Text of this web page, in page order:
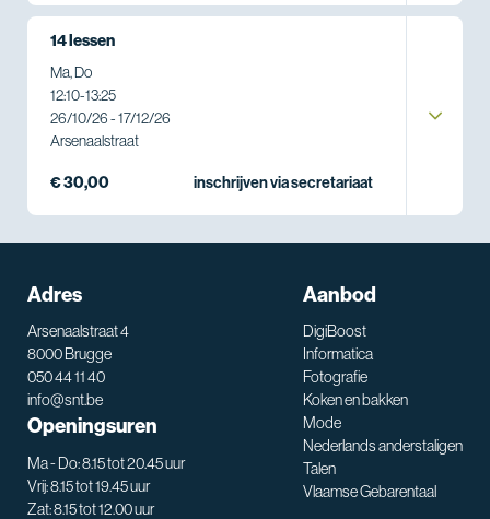
14 lessen
Ma, Do
12:10-13:25
26/10/26 - 17/12/26
Arsenaalstraat
€ 30,00 inschrijven via secretariaat
Adres
Arsenaalstraat 4
8000 Brugge
050 44 11 40
info@snt.be
Openingsuren
Ma - Do: 8.15 tot 20.45 uur
Vrij: 8.15 tot 19.45 uur
Zat: 8.15 tot 12.00 uur
Aanbod
DigiBoost
Informatica
Fotografie
Koken en bakken
Mode
Nederlands anderstaligen
Talen
Vlaamse Gebarentaal